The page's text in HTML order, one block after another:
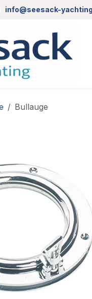
info@seesack-
Bullauge